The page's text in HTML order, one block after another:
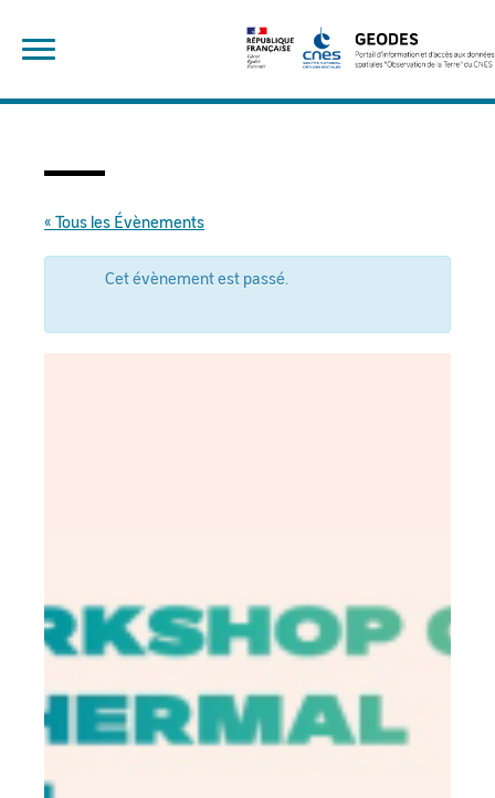
content
« Tous les Évènements
Cet évènement est passé.